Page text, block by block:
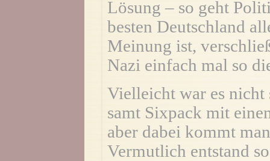
Lösung – so geht
besten Deutschland
Meinung ist,
Nazi einfach mal so
Vielleicht war es nicht
samt Sixpack mit
aber dabei kommt
Vermutlich entstand